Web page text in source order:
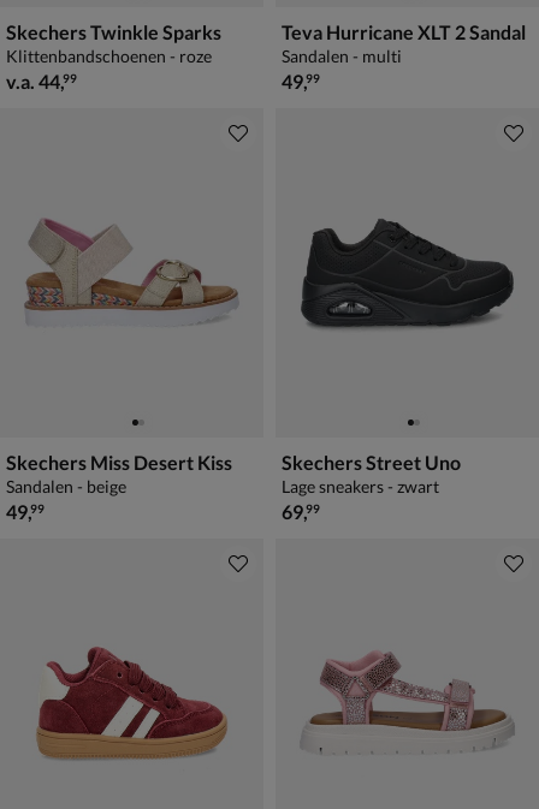
Skechers Twinkle Sparks
Klittenbandschoenen - roze
vanaf € 44,99
v.a. 44,99
Teva Hurricane XLT 2 Sandal
Sandalen - multi
€ 49,99
49,99
Skechers Miss Desert Kiss
Sandalen - beige
€ 49,99
49,99
Skechers Street Uno
Lage sneakers - zwart
€ 69,99
69,99